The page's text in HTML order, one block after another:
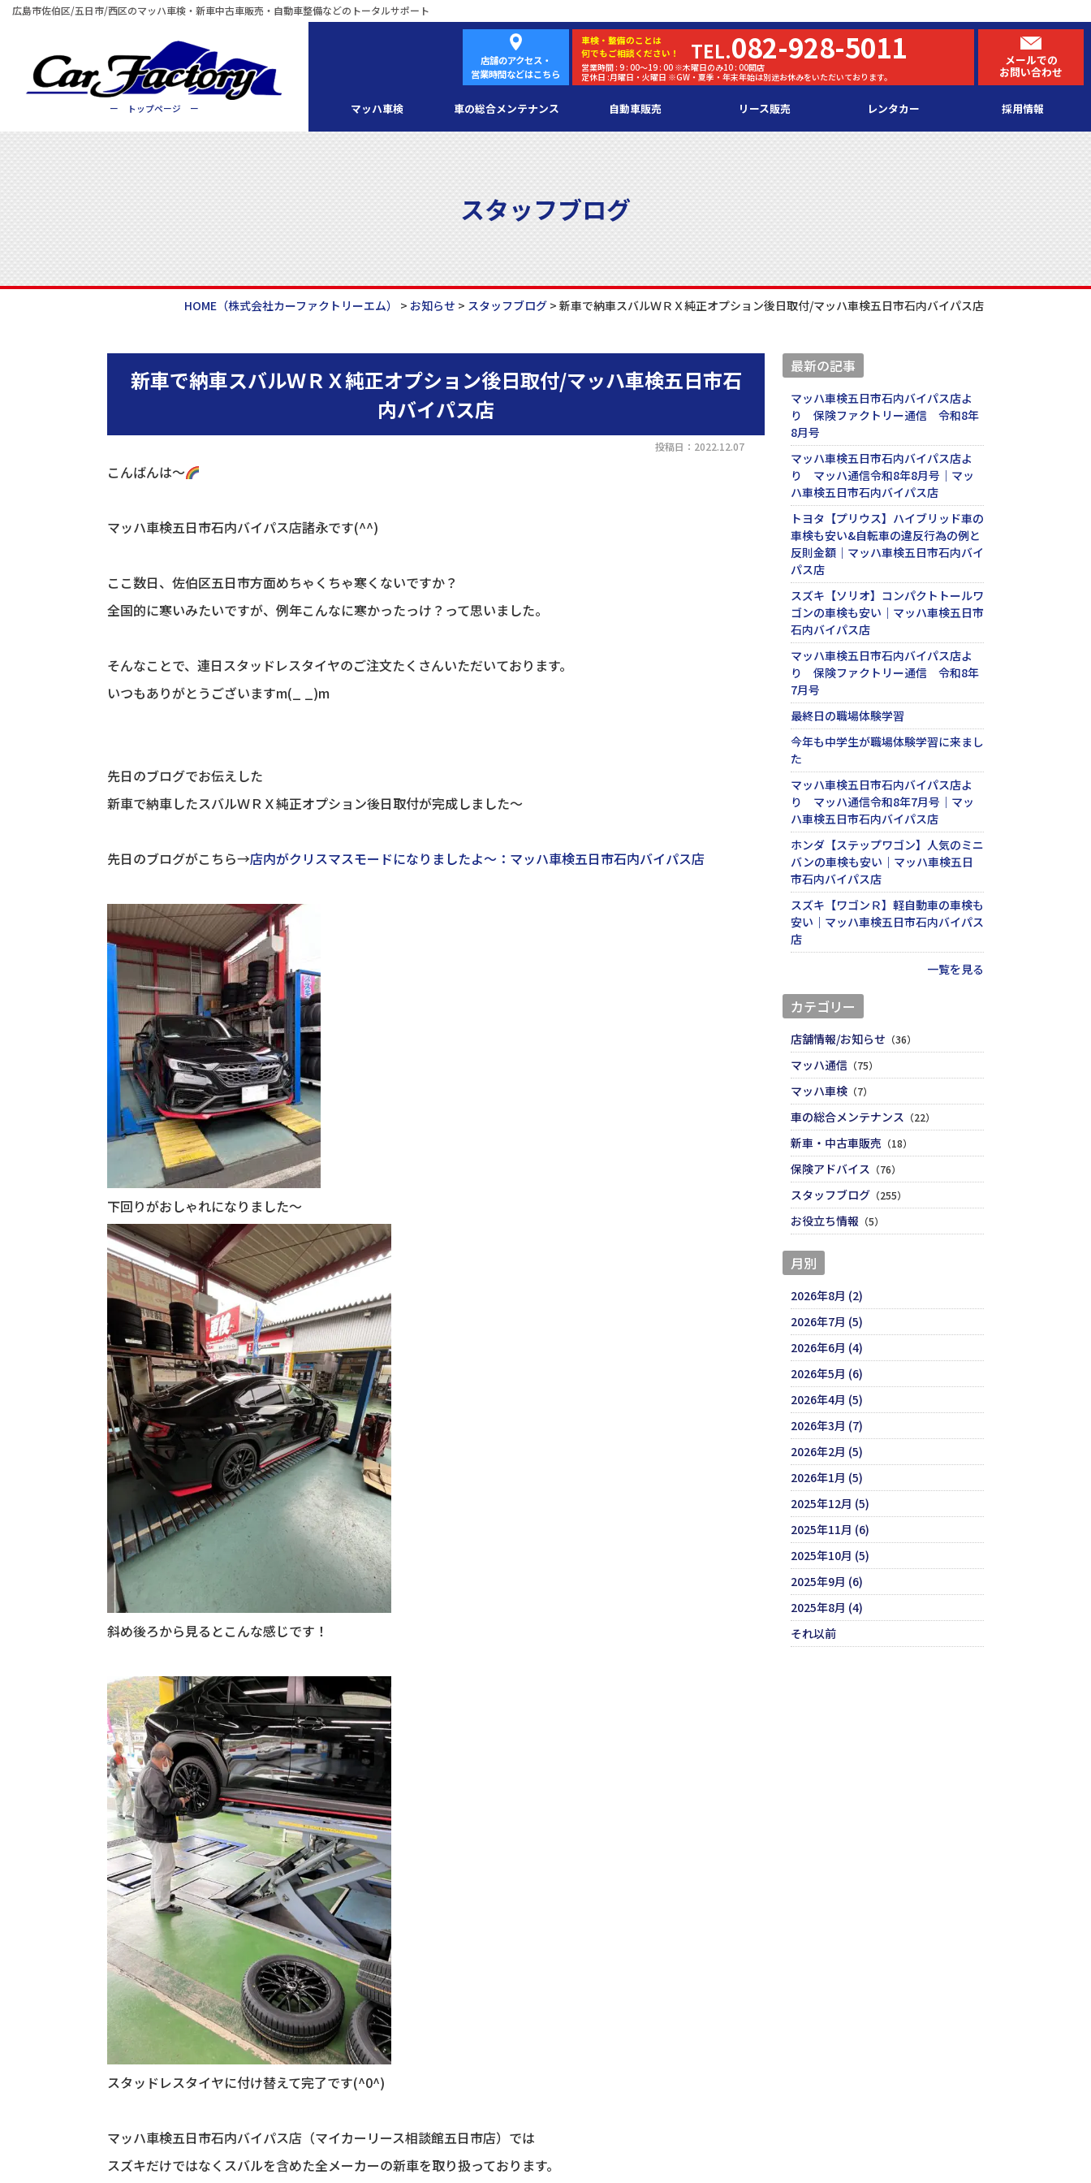
広島市佐伯区/五日市/西区のマッハ車検・新車中古車販売・自動車整備などのトータルサポート
ー トップページ ー
車検・ 整備のことは
何でもご相談ください！
TEL.082-928-5011
営業時間 : 9 : 00～19 : 00 ※木曜日のみ10 : 00開店
定休日 :月曜日・火曜日 ※GW・夏季・年末年始は別途お休みをいただいております。
店舗のアクセス・
営業時間などはこちら
メールでの
お問い合わせ
マッハ車検 車の総合メンテナンス 自動車販売 リース販売 レンタカー 採用情報
スタッフブログ
HOME （株式会社カーファクトリーエム） > お知らせ > スタッフブログ > 新車で納車スバルＷＲＸ純正オプション後日取付/マッハ車検五日市石内バイパス店
新車で納車スバルＷＲＸ純正オプション後日取付/マッハ車検五日市石
内バイパス店
投稿日：2022.12.07
こんばんは～
マッハ車検五日市石内バイパス店諸永です(^^)
ここ数日、佐伯区五日市方面めちゃくちゃ寒くないですか？
全国的に寒いみたいですが、例年こんなに寒かったっけ？って思いました。
そんなことで、連日スタッドレスタイヤのご注文たくさんいただいております。
いつもありがとうございますm(_ _)m
先日のブログでお伝えした
新車で納車したスバルＷＲＸ純正オプション後日取付が完成しました～
先日のブログがこちら→店内がクリスマスモードになりましたよ～：マッハ車検五日市石内バイパス店
下回りがおしゃれになりました～
斜め後ろから見るとこんな感じです！
スタッドレスタイヤに付け替えて完了です(^0^)
マッハ車検五日市石内バイパス店（マイカーリース相談館五日市店）では
スズキだけではなくスバルを含めた全メーカーの新車を取り扱っております。
最新の記事
マッハ車検五日市石内バイパス店よ
り 保険ファクトリー通信 令和8年
8月号
マッハ車検五日市石内バイパス店よ
り マッハ通信令和8年8月号｜マッ
ハ車検五日市石内バイパス店
トヨタ【プリウス】ハイブリッド車の
車検も安い&自転車の違反行為の例と
反則金額｜マッハ車検五日市石内バイ
パス店
スズキ【ソリオ】コンパクトトールワ
ゴンの車検も安い｜マッハ車検五日市
石内バイパス店
マッハ車検五日市石内バイパス店よ
り 保険ファクトリー通信 令和8年
7月号
最終日の職場体験学習
今年も中学生が職場体験学習に来まし
た
マッハ車検五日市石内バイパス店よ
り マッハ通信令和8年7月号｜マッ
ハ車検五日市石内バイパス店
ホンダ【ステップワゴン】人気のミニ
バンの車検も安い｜マッハ車検五日
市石内バイパス店
スズキ【ワゴンＲ】軽自動車の車検も
安い｜マッハ車検五日市石内バイパス
店
一覧を見る
カテゴリー
店舗情報/お知らせ （36）
マッハ通信 （75）
マッハ車検（7）
車の総合メンテナンス （22）
新車・中古車販売 （18）
保険アドバイス （76）
スタッフブログ（255）
お役立ち情報 （5）
月別
2026年8月 (2)
2026年7月 (5)
2026年6月 (4)
2026年5月 (6)
2026年4月 (5)
2026年3月 (7)
2026年2月 (5)
2026年1月 (5)
2025年12月 (5)
2025年11月 (6)
2025年10月 (5)
2025年9月 (6)
2025年8月 (4)
それ以前